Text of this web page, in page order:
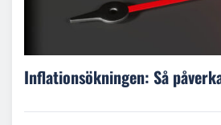
Inflationsökningen: Så